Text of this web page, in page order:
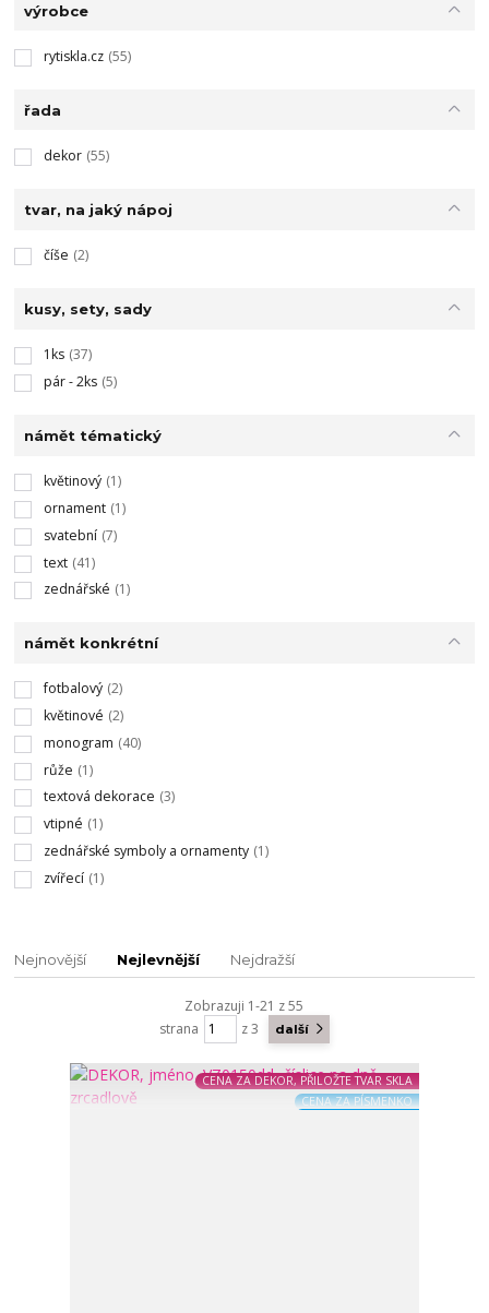
výrobce
rytiskla.cz (55)
řada
dekor (55)
tvar, na jaký nápoj
číše (2)
kusy, sety, sady
1ks (37)
pár - 2ks (5)
námět tématický
květinový (1)
ornament (1)
svatební (7)
text (41)
zednářské (1)
námět konkrétní
fotbalový (2)
květinové (2)
monogram (40)
růže (1)
textová dekorace (3)
vtipné (1)
zednářské symboly a ornamenty (1)
zvířecí (1)
Nejnovější Nejlevnější Nejdražší
Zobrazuji 1-21 z 55
strana
z 3 další
CENA ZA DEKOR, PŘILOŽTE TVAR SKLA
CENA ZA PÍSMENKO